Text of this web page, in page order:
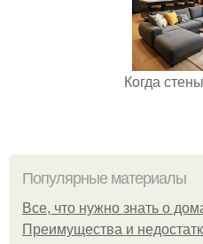
Когда
Популярные материалы
Все, что нужно знать о
Преимущества и